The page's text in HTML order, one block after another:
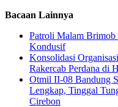
Bacaan Lainnya
Patroli Malam Brimob
Kondusif
Konsolidasi
Rakercab Perdana di
Otmil II-08 Bandung
Lengkap, Tinggal
Cirebon